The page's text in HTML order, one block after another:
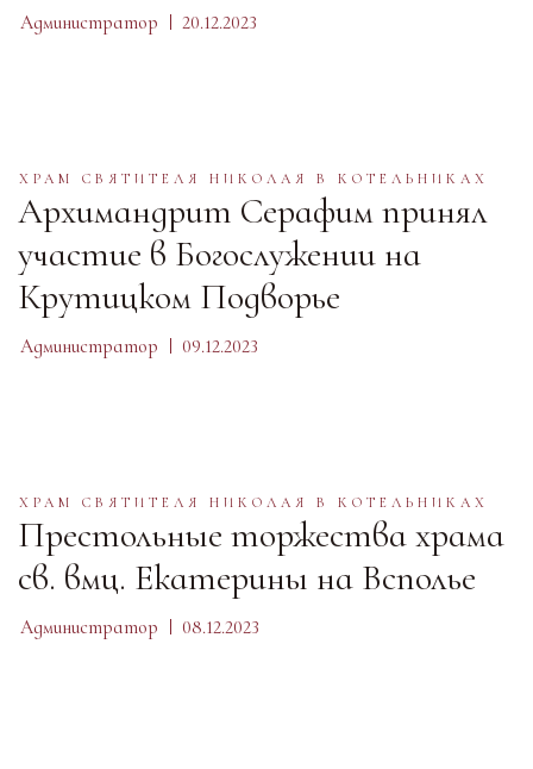
Администратор 20.12.2023
ХРАМ СВЯТИТЕЛЯ НИКОЛАЯ В КОТЕЛЬНИКАХ
Архимандрит Серафим принял
участие в Богослужении на
Крутицком Подворье
Администратор 09.12.2023
ХРАМ СВЯТИТЕЛЯ НИКОЛАЯ В КОТЕЛЬНИКАХ
Престольные торжества храма
св. вмц. Екатерины на Всполье
Администратор 08.12.2023